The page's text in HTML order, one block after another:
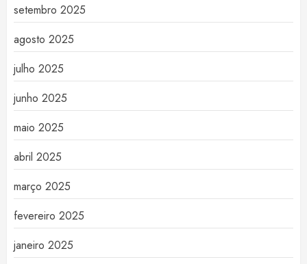
setembro 2025
agosto 2025
julho 2025
junho 2025
maio 2025
abril 2025
março 2025
fevereiro 2025
janeiro 2025